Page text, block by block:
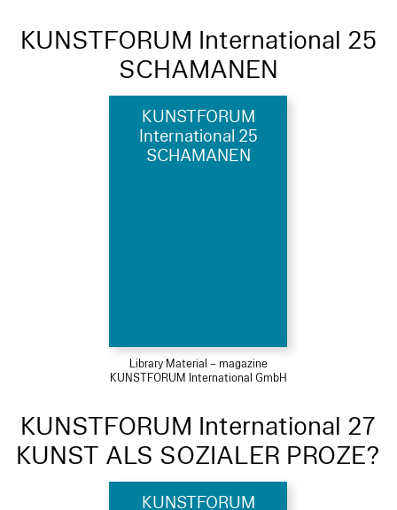
KUNSTFORUM International 25
SCHAMANEN
KUNSTFORUM
International 25
SCHAMANEN
Library Material – magazine
KUNSTFORUM International GmbH
KUNSTFORUM International 27
KUNST ALS SOZIALER PROZE?
KUNSTFORUM